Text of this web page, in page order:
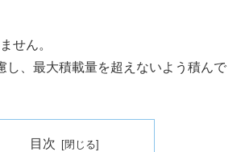
せん。
し、最大積載量を超えないよう積んで
目次